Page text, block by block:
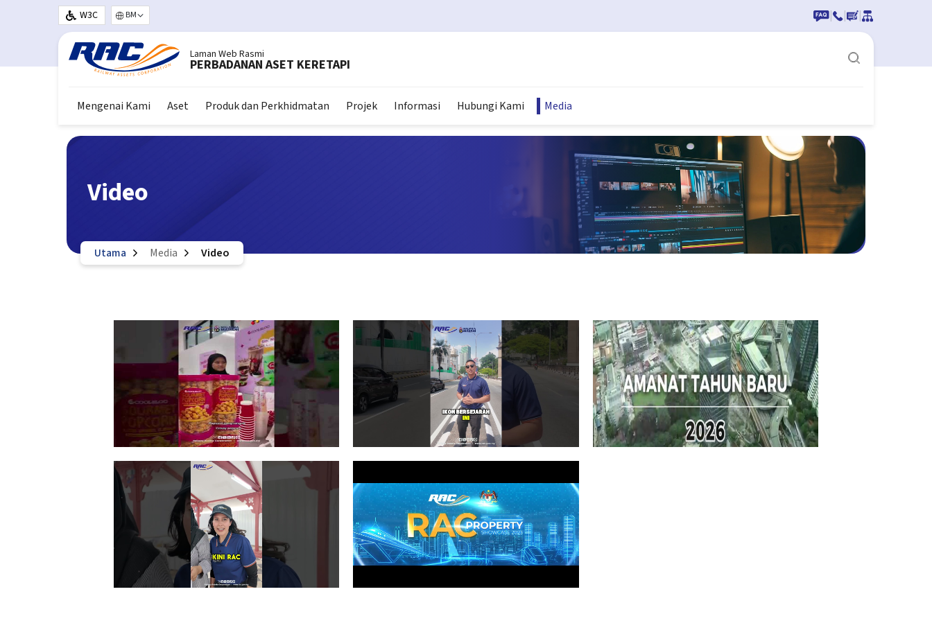
Langkau ke kandungan utama
W3C Select your language | | |
Laman Web Rasmi
PERBADANAN ASET KERETAPI
Mengenai Kami Aset Produk dan Perkhidmatan Projek Informasi Hubungi Kami Media
Video
Utama Media Video